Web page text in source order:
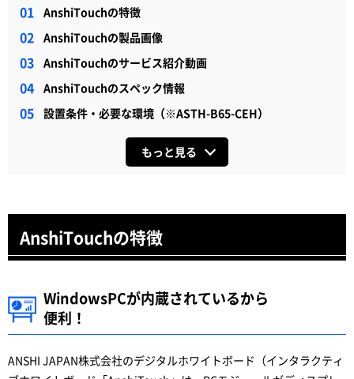
AnshiTouchの特徴
AnshiTouchの製品画像
AnshiTouchのサービス紹介動画
AnshiTouchのスペック情報
設置条件・必要な環境（※ASTH-B65-CEH）
もっと見る
AnshiTouchの特徴
WindowsPCが内蔵されているから
便利！
ANSHI JAPAN株式会社のデジタルホワイトボード（インタラクティ